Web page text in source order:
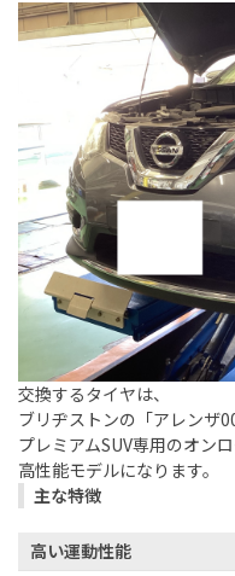
交換するタイヤは、
ブリヂストンの「アレンザ
プレミアムSUV専用のオン
高性能モデルになります。
主な特徴
高い運動性能